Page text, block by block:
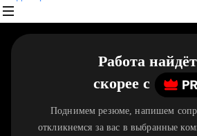
Работа
скорее c
Поднимем резюме, напишем
откликнемся за вас в выбранные